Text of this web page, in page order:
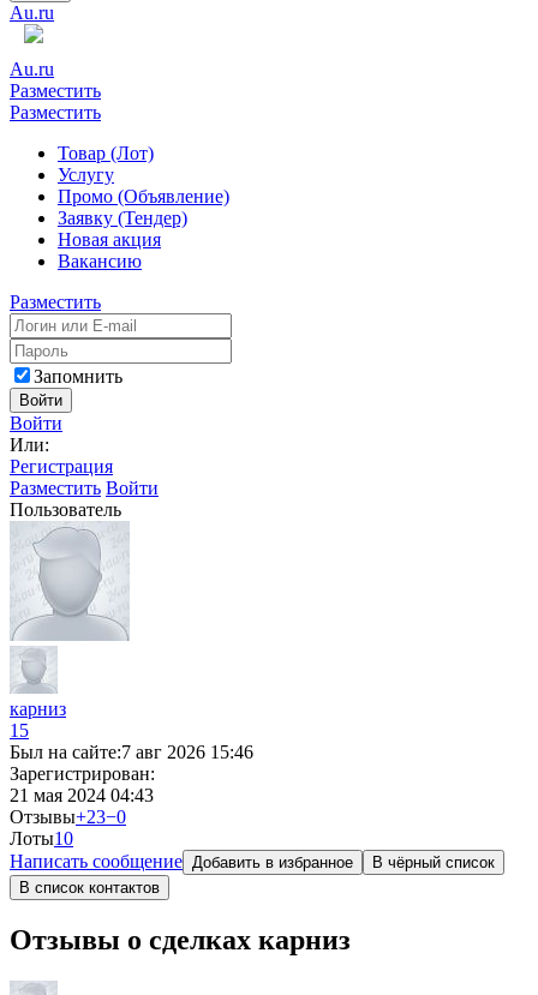
Au.ru
Au.ru
Разместить
Разместить
Товар (Лот)
Услугу
Промо (Объявление)
Заявку (Тендер)
Новая акция
Вакансию
Разместить
Запомнить
Войти
Войти
Или:
Регистрация
Разместить Войти
Пользователь
карниз
15
Был на сайте:7 авг 2026 15:46
Зарегистрирован:
21 мая 2024 04:43
Отзывы+23−0
Лоты10
Написать сообщение Добавить в избранное
В чёрный список
В список контактов
Отзывы о сделках карниз